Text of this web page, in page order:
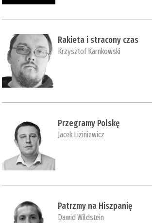
Rakieta i stracony czas
Krzysztof Karnkowski
Przegramy Polskę
Jacek Liziniewicz
Patrzmy na Hiszpanię
Dawid Wildstein